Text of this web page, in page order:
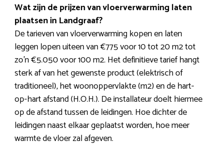
Wat zijn de prijzen van vloerverwarming laten
plaatsen in Landgraaf?
De tarieven van vloerverwarming kopen en laten
leggen lopen uiteen van €775 voor 10 tot 20 m2 tot
zo’n €5.050 voor 100 m2. Het definitieve tarief hangt
sterk af van het gewenste product (elektrisch of
traditioneel), het woonoppervlakte (m2) en de hart-
op-hart afstand (H.O.H.). De installateur doelt hiermee
op de afstand tussen de leidingen. Hoe dichter de
leidingen naast elkaar geplaatst worden, hoe meer
warmte de vloer zal afgeven.